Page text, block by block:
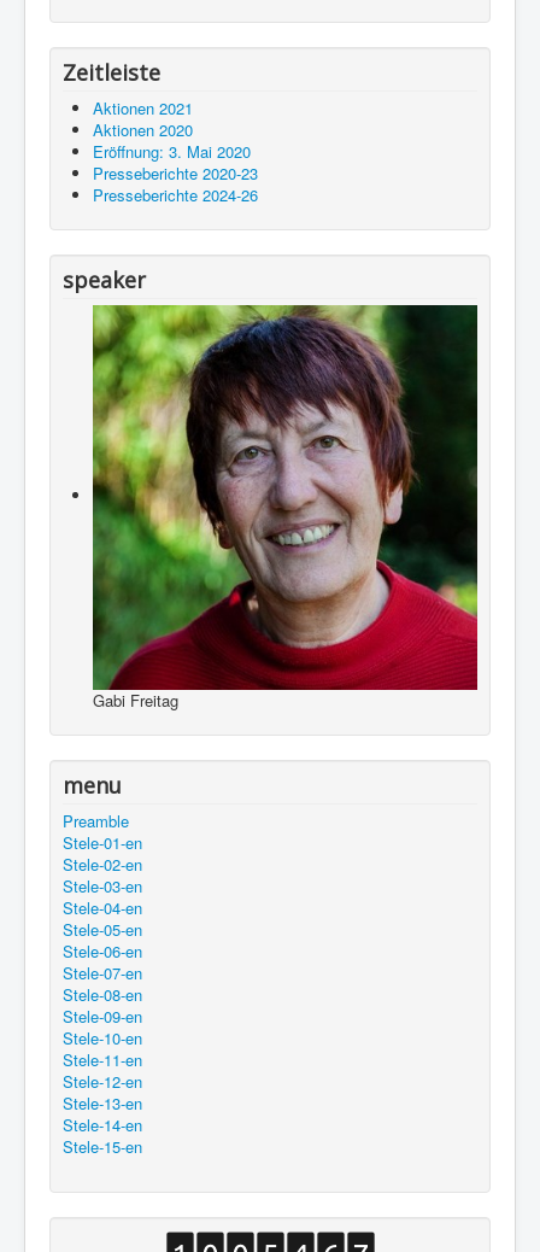
Zeitleiste
Aktionen 2021
Aktionen 2020
Eröffnung: 3. Mai 2020
Presseberichte 2020-23
Presseberichte 2024-26
speaker
Gabi Freitag
menu
Preamble
Stele-01-en
Stele-02-en
Stele-03-en
Stele-04-en
Stele-05-en
Stele-06-en
Stele-07-en
Stele-08-en
Stele-09-en
Stele-10-en
Stele-11-en
Stele-12-en
Stele-13-en
Stele-14-en
Stele-15-en